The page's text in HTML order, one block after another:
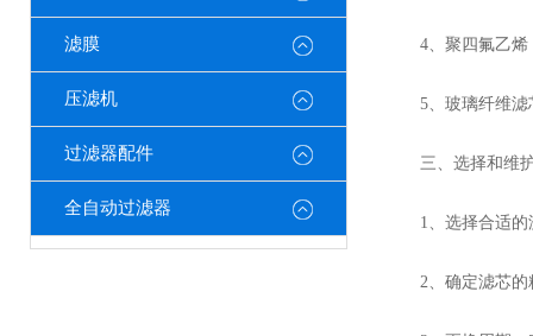
滤膜
压滤机
过滤器配件
全自动过滤器
4、聚四氟乙烯（
5、玻璃纤维滤
三、选择和维
1、选择合适的滤
2、确定滤芯的精